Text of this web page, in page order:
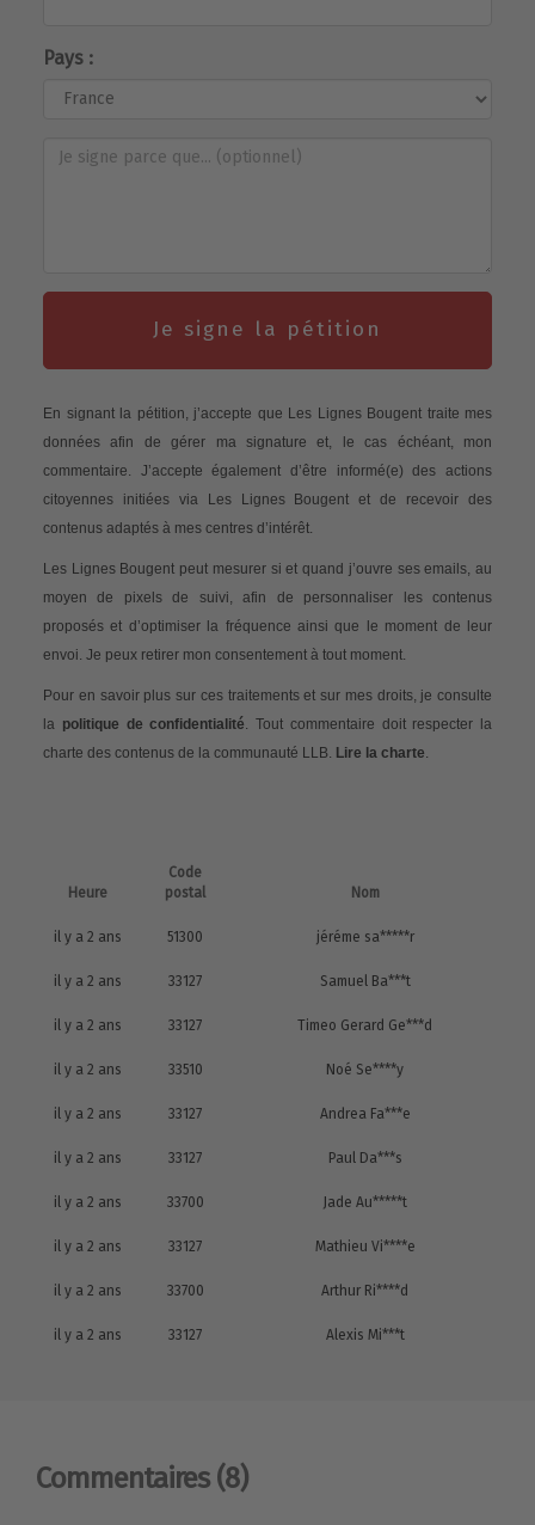
Pays :
Je signe la pétition
En signant la pétition, j’accepte que Les Lignes Bougent traite mes
données afin de gérer ma signature et, le cas échéant, mon
commentaire. J’accepte également d’être informé(e) des actions
citoyennes initiées via Les Lignes Bougent et de recevoir des
contenus adaptés à mes centres d’intérêt.
Les Lignes Bougent peut mesurer si et quand j’ouvre ses emails, au
moyen de pixels de suivi, afin de personnaliser les contenus
proposés et d’optimiser la fréquence ainsi que le moment de leur
envoi. Je peux retirer mon consentement à tout moment.
Pour en savoir plus sur ces traitements et sur mes droits, je consulte
la politique de confidentialité. Tout commentaire doit respecter la
charte des contenus de la communauté LLB. Lire la charte.
Heure
Code
postal
Nom
il y a 2 ans 51300 jéréme sa*****r
il y a 2 ans 33127 Samuel Ba***t
il y a 2 ans 33127 Timeo Gerard Ge***d
il y a 2 ans 33510 Noé Se****y
il y a 2 ans 33127 Andrea Fa***e
il y a 2 ans 33127 Paul Da***s
il y a 2 ans 33700 Jade Au*****t
il y a 2 ans 33127 Mathieu Vi****e
il y a 2 ans 33700 Arthur Ri****d
il y a 2 ans 33127 Alexis Mi***t
Commentaires (8)